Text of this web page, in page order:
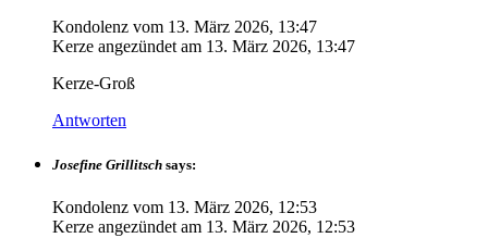
Kondolenz vom 13. März 2026, 13:47
Kerze angezündet am 13. März 2026, 13:47
Kerze-Groß
Antworten
Josefine Grillitsch says:
Kondolenz vom 13. März 2026, 12:53
Kerze angezündet am 13. März 2026, 12:53